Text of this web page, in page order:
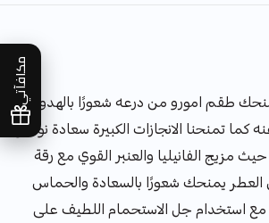
مكافآتي
طقم امورو من درعه شعورًا بالهدوء
كما تمنحنا الانجازات الكبيرة سعادة نود لو
مزيج الفانيليا والعنبر القوي مع رقة
العطر يمنحك شعورًا بالسعادة والحماس
مع استخدام جل الاستحمام اللطيف على